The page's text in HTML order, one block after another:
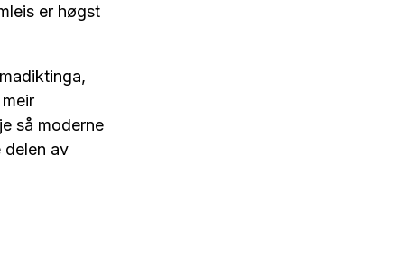
er høgst
så moderne
delen av